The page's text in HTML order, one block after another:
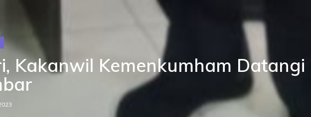
Kakanwil Kemenkumham Datangi